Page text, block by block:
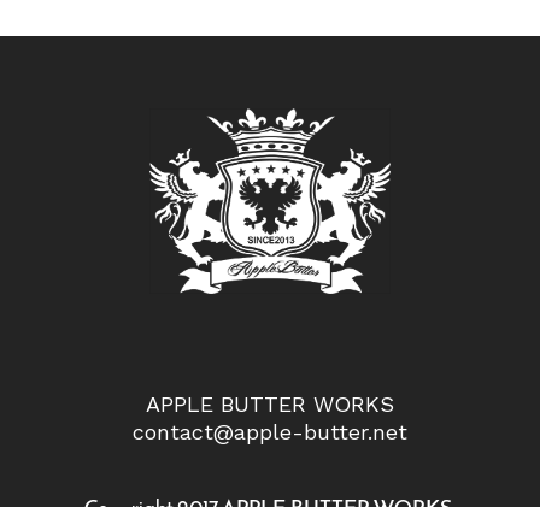
APPLE BUTTER WORKS
contact@apple-butter.net